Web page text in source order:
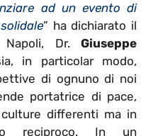
ad un evento di
” ha dichiarato il
Dr. Giuseppe
in particolar modo,
di ognuno di noi
portatrice di pace,
differenti ma in
reciproco. In un